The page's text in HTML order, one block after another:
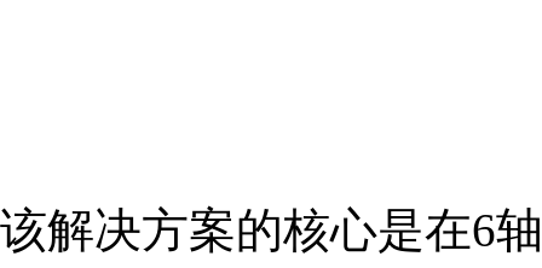
该解决方案的核心是在6